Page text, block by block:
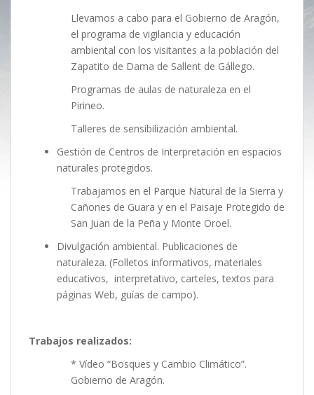
Llevamos a cabo para el Gobierno de Aragón,
el programa de vigilancia y educación
ambiental con los visitantes a la población del
Zapatito de Dama de Sallent de Gállego.
Programas de aulas de naturaleza en el
Pirineo.
Talleres de sensibilización ambiental.
Gestión de Centros de Interpretación en espacios
naturales protegidos.
Trabajamos en el Parque Natural de la Sierra y
Cañones de Guara y en el Paisaje Protegido de
San Juan de la Peña y Monte Oroel.
Divulgación ambiental. Publicaciones de
naturaleza. (Folletos informativos, materiales
educativos, interpretativo, carteles, textos para
páginas Web, guías de campo).
Trabajos realizados:
* Vídeo “Bosques y Cambio Climático”.
Gobierno de Aragón.